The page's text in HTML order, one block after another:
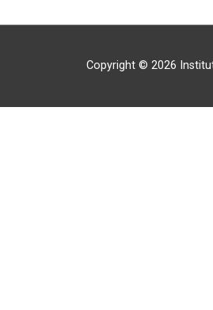
Copyright © 2026